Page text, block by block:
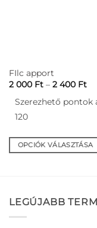
FIlc apport
2 000 Ft – 2 400 Ft
-
Szerezhető pontok
120
OPCIÓK VÁLASZTÁSA
több
LEGÚJABB